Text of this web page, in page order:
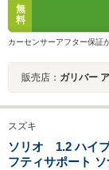
無
料
カーセンサーアフター保証
販売店： ガリバー
スズキ
ソリオ 1.2 ハイ
フティサポート